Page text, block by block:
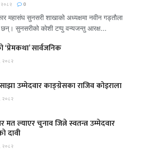
0
महासंघ सुनसरी शाखाको अध्यक्षमा नवीन गड्ताैला
सुनसरीको काेशी टप्पु वन्यजन्तु आरक्ष...
सार्वजनिक
२०८२
उम्मेदवार काङ्ग्रेसका राजिव कोइराला
२०८२
मत ल्याएर चुनाव जित्ने स्वतन्त्र उम्मेदवार
दावी
२०८२